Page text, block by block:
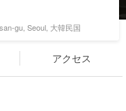
gu, Seoul, 大韓民国
アクセス